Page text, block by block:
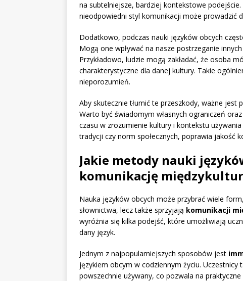
na subtelniejsze, bardziej kontekstowe
nieodpowiedni styl komunikacji może prowadzić
Dodatkowo, podczas nauki języków obcych
Mogą one wpływać na nasze postrzeganie
Przykładowo, ludzie mogą zakładać, że osoba
charakterystyczne dla danej kultury. Takie
nieporozumień.
Aby skutecznie tłumić te przeszkody, ważne
Warto być świadomym własnych ograniczeń
czasu w zrozumienie kultury i kontekstu
tradycji czy norm społecznych, poprawia jakość
Jakie metody nauki
komunikację
Nauka języków obcych może przybrać wiele
słownictwa, lecz także sprzyjają komunikacji
wyróżnia się kilka podejść, które umożliwiają
dany język.
Jednym z najpopularniejszych sposobów jest
językiem obcym w codziennym życiu.
powszechnie używany, co pozwala na